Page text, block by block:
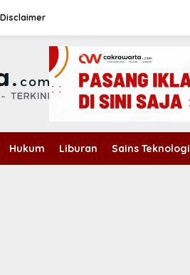
Disclaimer
Hukum Liburan Sains Teknologi